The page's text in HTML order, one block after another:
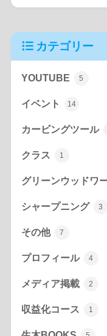
カテゴリー
YOUTUBE 5
イベント 14
カービングツール
クラス 1
グリーンウッドワ
シャープニング 3
その他 7
プロフィール 4
メディア掲載 2
収益化コース 1